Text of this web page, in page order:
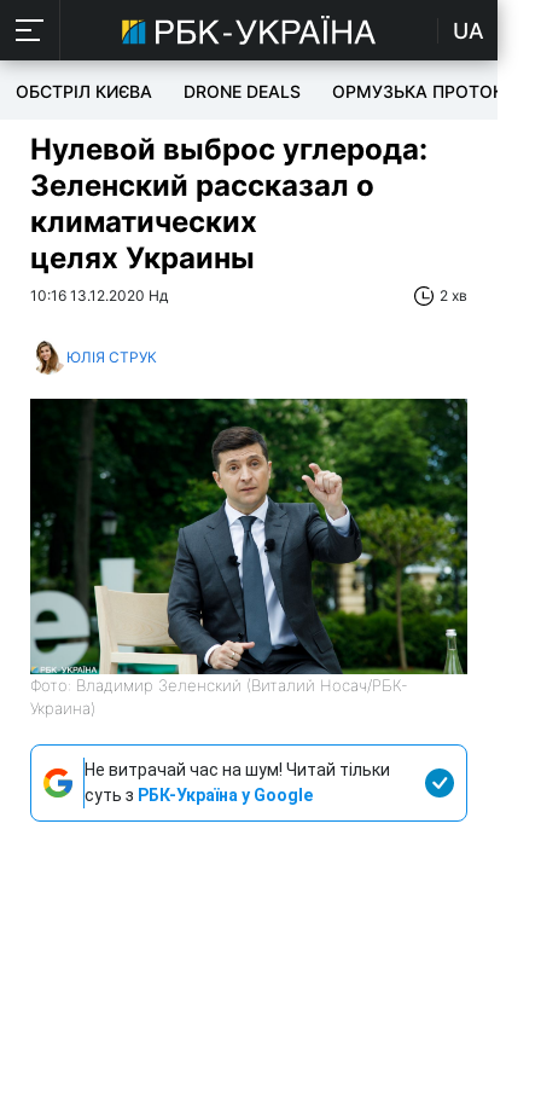
UA
ОБСТРІЛ КИЄВА DRONE DEALS ОРМУЗЬКА ПРОТОКА
Нулевой выброс углерода:
Зеленский рассказал о
климатических
целях Украины
10:16 13.12.2020 Нд 2 хв
ЮЛІЯ СТРУК
Фото: Владимир Зеленский (Виталий Носач/РБК-
Украина)
Не витрачай час на шум! Читай тільки
суть з РБК-Україна у Google